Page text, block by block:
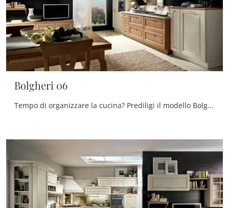
Bolgheri 06
Tempo di organizzare la cucina? Prediligi il modello Bolgheri 06 Stosa tra le nostre Cucine Classiche in linea.